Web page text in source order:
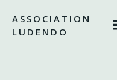
ASSOCIATION
LUDENDO